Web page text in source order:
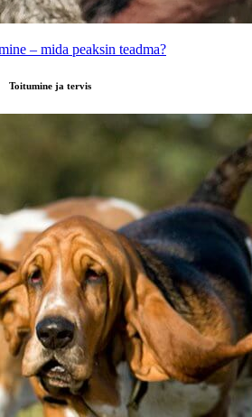
– mida peaksin teadma?
Toitumine ja tervis